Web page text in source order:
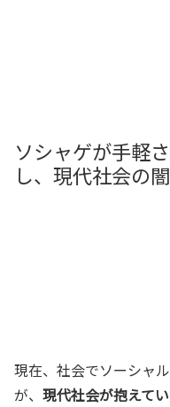
ソシャゲが手軽
し、現代社会の
現在、社会でソーシャ
が、 現代社会が抱えて